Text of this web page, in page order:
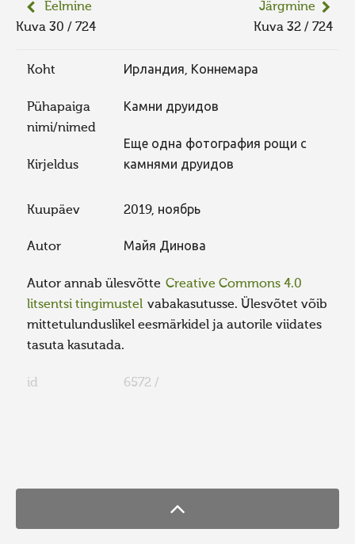
Eelmine
Kuva 30 / 724
Järgmine
Kuva 32 / 724
Koht Ирландия, Коннемара
Pühapaiga
nimi/nimed
Камни друидов
Kirjeldus
Еще одна фотография рощи с
камнями друидов
Kuupäev 2019, ноябрь
Autor Майя Динова
Autor annab ülesvõtte Creative Commons 4.0
litsentsi tingimustel vabakasutusse. Ülesvõtet võib
mittetulunduslikel eesmärkidel ja autorile viidates
tasuta kasutada.
id 6572 /